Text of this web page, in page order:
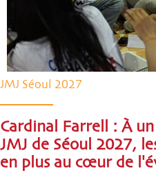
JMJ Séoul 2027
Cardinal Farrell : À
JMJ de Séoul 2027,
en plus au cœur de